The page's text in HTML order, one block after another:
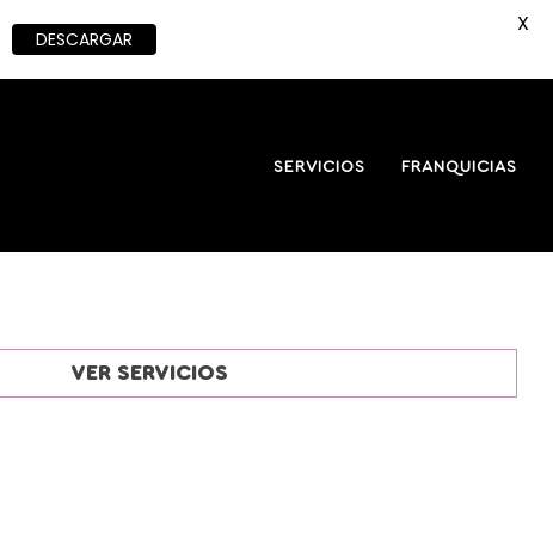
SERVICIOS FRANQUICIAS
VER SERVICIOS
DESCARGAR
X